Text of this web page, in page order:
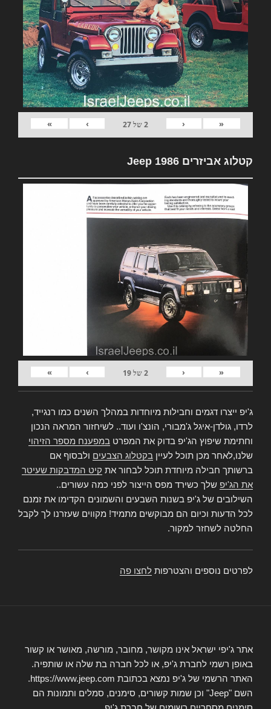
«
‹
2של27
›
»
קטלוג אביזרים Jeep 1986
«
‹
2של19
›
»
ג'יפ ייצרו דגמים וחבילות מיוחדות במהלך השנים כמו רנגייד,
לרדו, גולדן-איגל ג'מבורי, הונצ'ו ועוד.. לשיחזור המראה הנכון
וחתימת שיפוץ הג'יפ בדוק את המפרט במפענח מספר הזיהוי
שלנו,לאחר מכן תוכל לעיין בקטלוג הצבעים ולבסוף אם
ברשותך חבילה מיוחדת תוכל לבחור את קיט המדבקות שעיטר
את הג'יפ שלך כשירד מפס הייצור לפני כמה עשורים..
השילובים של ג'יפ בשנות השבעים והשמונים הקדימו את זמנם
לכל הדעות וכיום הם מבוקשים מתמיד! מקווים שעזרנו לך לקבל
החלטה לשחזר למקור.
לפרטים נוספים והצטרפות לחצו פה
אתר ג'יפי ישראל אינו מקושר, מחובר, מורשה, מאושר או קשור
באופן רשמי לחברת ג'יפ, או לכל חברה בת שלה או שותפיה.
האתר הרשמי של ג'יפ נמצא בכתובת https://www.jeep.com.
השם "Jeep" וכן שמות קשורים, סימנים, סמלים ותמונות הם